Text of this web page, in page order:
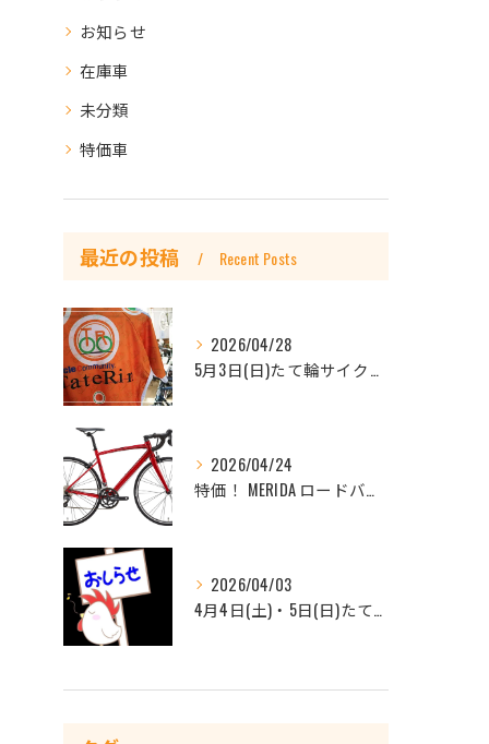
お知らせ
在庫車
未分類
特価車
最近の投稿 Recent Posts
2026/04/28
5月3日(日)たて輪サイクリング開催日です♪🔰初心者大歓迎、他店購入車もOKです
2026/04/24
特価！ MERIDA ロードバイク RIDE80 ¥126,500(税込)を￥88,550（税込）
2026/04/03
4月4日(土)・5日(日)たて輪一宮店休業のお知らせ